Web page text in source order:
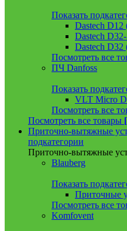
Показать
Dastech
Dastech
Dastech
Посмотреть все
ПЧ Danfoss
Показать
VLT Micro
Посмотреть все
Посмотреть все товары
Приточно-вытяжные
подкатегории
Приточно-вытяжные
Blauberg
Показать
Приточные
Посмотреть все
Komfovent